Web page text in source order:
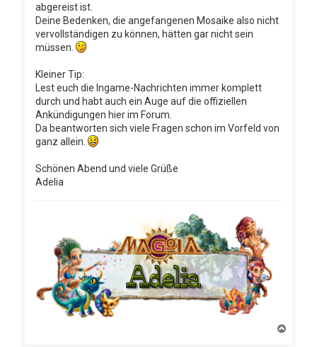
abgereist ist.
Deine Bedenken, die angefangenen Mosaike also nicht
vervollständigen zu können, hätten gar nicht sein
müssen.
Kleiner Tip:
Lest euch die Ingame-Nachrichten immer komplett
durch und habt auch ein Auge auf die offiziellen
Ankündigungen hier im Forum.
Da beantworten sich viele Fragen schon im Vorfeld von
ganz allein.
Schönen Abend und viele Grüße
Adelia